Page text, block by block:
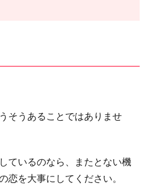
そうあることではありませ
ているのなら、またとない機
恋を大事にしてください。